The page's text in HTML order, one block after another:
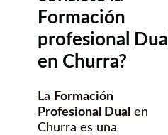
Formación
profesional Dual
en Churra?
La Formación
Profesional Dual en
Churra es una